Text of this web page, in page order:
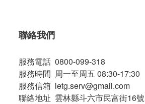
聯絡我們
服務電話 0800-099-318
服務時間 周一至周五 08:30-17:30
服務信箱 letg.serv@gmail.com
聯絡地址 雲林縣斗六市民富街16號